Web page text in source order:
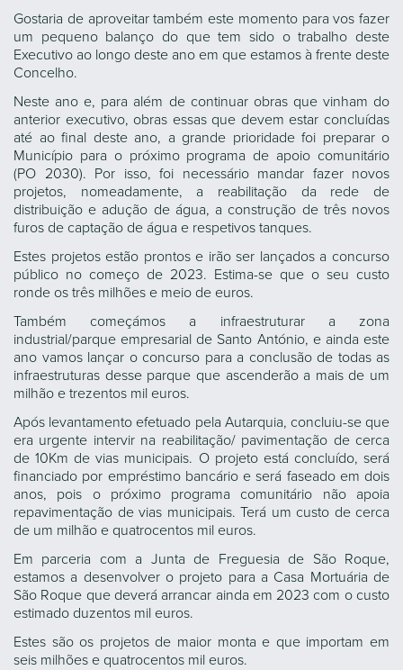
Gostaria de aproveitar também este momento para vos fazer
um pequeno balanço do que tem sido o trabalho deste
Executivo ao longo deste ano em que estamos à frente deste
Concelho.
Neste ano e, para além de continuar obras que vinham do
anterior executivo, obras essas que devem estar concluídas
até ao final deste ano, a grande prioridade foi preparar o
Município para o próximo programa de apoio comunitário
(PO 2030). Por isso, foi necessário mandar fazer novos
projetos, nomeadamente, a reabilitação da rede de
distribuição e adução de água, a construção de três novos
furos de captação de água e respetivos tanques.
Estes projetos estão prontos e irão ser lançados a concurso
público no começo de 2023. Estima-se que o seu custo
ronde os três milhões e meio de euros.
Também começámos a infraestruturar a zona
industrial/parque empresarial de Santo António, e ainda este
ano vamos lançar o concurso para a conclusão de todas as
infraestruturas desse parque que ascenderão a mais de um
milhão e trezentos mil euros.
Após levantamento efetuado pela Autarquia, concluiu-se que
era urgente intervir na reabilitação/ pavimentação de cerca
de 10Km de vias municipais. O projeto está concluído, será
financiado por empréstimo bancário e será faseado em dois
anos, pois o próximo programa comunitário não apoia
repavimentação de vias municipais. Terá um custo de cerca
de um milhão e quatrocentos mil euros.
Em parceria com a Junta de Freguesia de São Roque,
estamos a desenvolver o projeto para a Casa Mortuária de
São Roque que deverá arrancar ainda em 2023 com o custo
estimado duzentos mil euros.
Estes são os projetos de maior monta e que importam em
seis milhões e quatrocentos mil euros.